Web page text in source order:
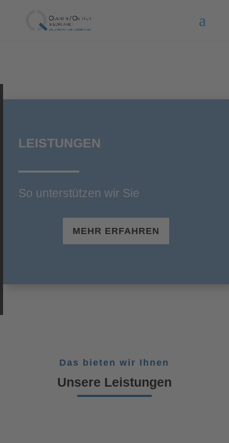
LEISTUNGEN
So unterstützen wir Sie
MEHR ERFAHREN
Das bieten wir Ihnen
Unsere Leistungen